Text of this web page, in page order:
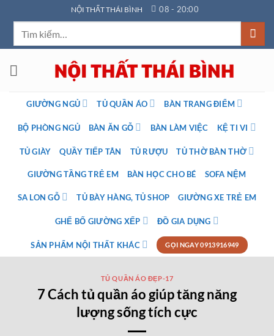
qua
dung
NỘI THẤT THÁI BÌNH 08 - 20:00
GIƯỜNG NGỦ TỦ QUẦN ÁO BÀN TRANG ĐIỂM
BỘ PHÒNG NGỦ BÀN ĂN GỖ BÀN LÀM VIỆC KỆ TI VI
TỦ GIÀY QUẦY TIẾP TÂN TỦ RƯỢU TỦ THỜ BÀN THỜ
GIƯỜNG TẦNG TRẺ EM BÀN HỌC CHO BÉ SOFA NỆM
SA LON GỖ TỦ BÀY HÀNG, TỦ SHOP GIƯỜNG XE TRẺ EM
GHẾ BỐ GIƯỜNG XẾP ĐỒ GIA DỤNG
SẢN PHẨM NỘI THẤT KHÁC GỌI NGAY 0913916949
TỦ QUẦN ÁO ĐẸP-17
7 Cách tủ quần áo giúp tăng năng
lượng sống tích cực